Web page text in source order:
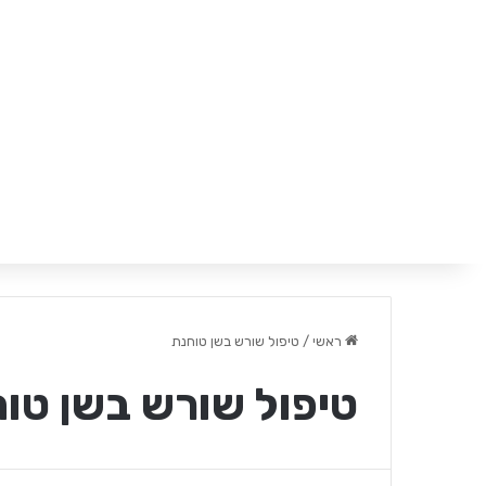
ראשי / טיפול שורש בשן טוחנת
טיפול שורש בשן